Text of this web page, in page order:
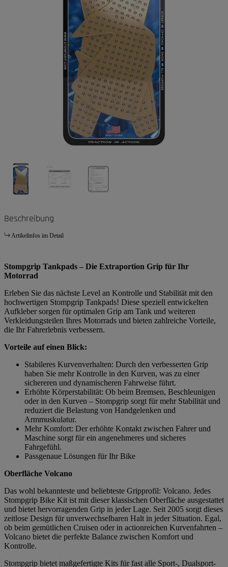
Beschreibung
Artikelinfos im Detail
Stompgrip Tankpads – Die Extraportion Grip für Ihr
Motorrad
Erleben Sie das nächste Level an Kontrolle und Stabilität mit den
hochwertigen Stompgrip Tankpads! Diese speziell entwickelten
Aufkleber sorgen für optimalen Grip am Tank und weiteren
Verkleidungsteilen Ihres Motorrads und bieten zahlreiche Vorteile,
die Ihr Fahrerlebnis verbessern.
Vorteile auf einen Blick:
Stabileres Kurvenverhalten: Durch den verbesserten Grip
haben Sie mehr Kontrolle in den Kurven, was zu einer
sichereren und dynamischeren Fahrweise führt.
Erhöhte Körperstabilität: Ob beim Bremsen, Beschleunigen
oder in den Kurven – Stompgrip sorgt für mehr Stabilität und
reduziert die Belastung von Handgelenken und
Armmuskulatur.
Mehr Komfort: Der erhöhte Kontakt zwischen Fahrer und
Maschine sorgt für ein angenehmeres und sicheres
Fahrgefühl.
Passgenaue Lösungen für Ihr Bike
Oberfläche Volcano
Das wohl bekannteste und beliebteste Gripprofil: Volcano. Jedes
Stompgrip Bike Kit ist mit dieser klassischen Oberfläche ausgestattet
und bietet hervorragenden Grip in jeder Lage. Seit 2005 sorgt dieses
zeitlose Design für unverwechselbaren Halt in jeder Situation. Egal,
ob beim gemütlichen Cruisen oder in actionreichen Kurvenfahrten –
Volcano bietet die perfekte Balance zwischen Komfort und
Kontrolle.
Stompgrip bietet maßgefertigte Kits für fast alle Sport-, Dualsport-